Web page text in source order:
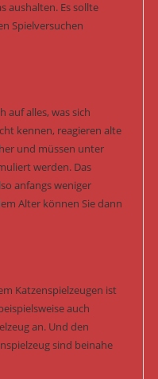
aushalten. Es sollte
Spielversuchen
auf alles, was sich
kennen, reagieren alte
und müssen unter
werden. Das
anfangs weniger
Alter können Sie dann
Katzenspielzeugen ist
auch
an. Und den
sind beinahe